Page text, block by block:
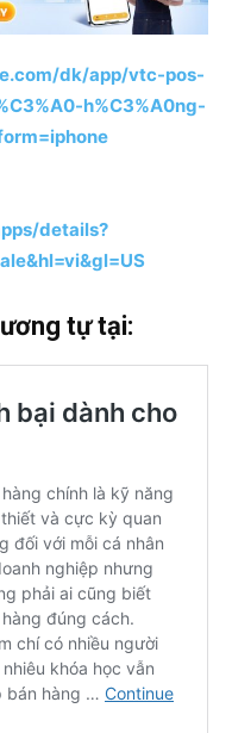
dk/app/vtc-pos-
h%C3%A0ng-
details?
tự tại: